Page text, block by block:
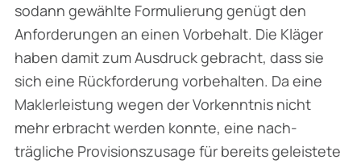
sodann gewählte Formulierung genügt den
Anforderungen an einen Vorbehalt. Die Kläger
haben damit zum Ausdruck gebracht, dass sie
sich eine Rückforderung vorbehalten. Da eine
Maklerleistung wegen der Vorkenntnis nicht
mehr erbracht werden konnte, eine nach­
trägliche Provisionszusage für bereits geleistete